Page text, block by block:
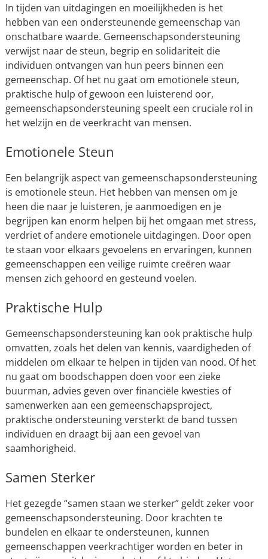
In tijden van uitdagingen en moeilijkheden is het
hebben van een ondersteunende gemeenschap van
onschatbare waarde. Gemeenschapsondersteuning
verwijst naar de steun, begrip en solidariteit die
individuen ontvangen van hun peers binnen een
gemeenschap. Of het nu gaat om emotionele steun,
praktische hulp of gewoon een luisterend oor,
gemeenschapsondersteuning speelt een cruciale rol in
het welzijn en de veerkracht van mensen.
Emotionele Steun
Een belangrijk aspect van gemeenschapsondersteuning
is emotionele steun. Het hebben van mensen om je
heen die naar je luisteren, je aanmoedigen en je
begrijpen kan enorm helpen bij het omgaan met stress,
verdriet of andere emotionele uitdagingen. Door open
te staan voor elkaars gevoelens en ervaringen, kunnen
gemeenschappen een veilige ruimte creëren waar
mensen zich gehoord en gesteund voelen.
Praktische Hulp
Gemeenschapsondersteuning kan ook praktische hulp
omvatten, zoals het delen van kennis, vaardigheden of
middelen om elkaar te helpen in tijden van nood. Of het
nu gaat om boodschappen doen voor een zieke
buurman, advies geven over financiële kwesties of
samenwerken aan een gemeenschapsproject,
praktische ondersteuning versterkt de band tussen
individuen en draagt bij aan een gevoel van
saamhorigheid.
Samen Sterker
Het gezegde “samen staan we sterker” geldt zeker voor
gemeenschapsondersteuning. Door krachten te
bundelen en elkaar te ondersteunen, kunnen
gemeenschappen veerkrachtiger worden en beter in